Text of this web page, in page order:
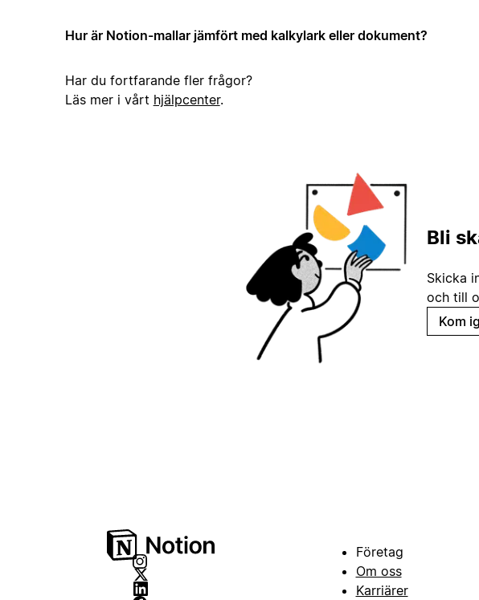
Hur är Notion-mallar jämfört med kalkylark eller dokument?
Har du fortfarande fler frågor?
Läs mer i vårt hjälpcenter.
Bli
Skicka
och till
Kom
Företag
Om oss
Karriärer